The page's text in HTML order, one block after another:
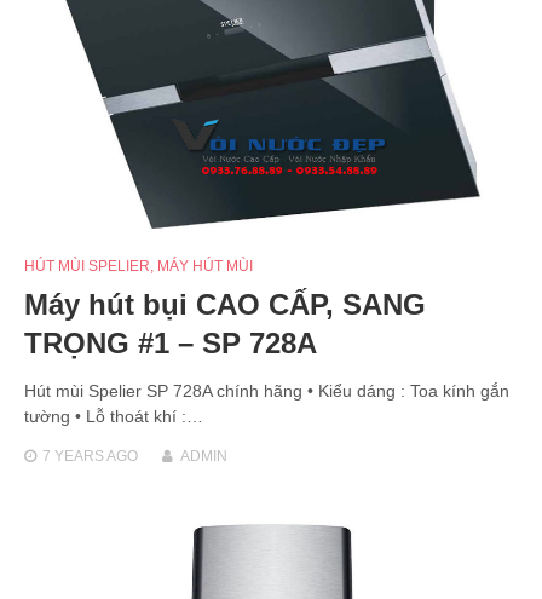
HÚT MÙI SPELIER MÁY HÚT MÙI
Máy hút bụi CAO CẤP, SANG
TRỌNG #1 – SP 728A
Hút mùi Spelier SP 728A chính hãng • Kiểu dáng : Toa kính gắn
tường • Lỗ thoát khí :…
7 YEARSAGO ADMIN